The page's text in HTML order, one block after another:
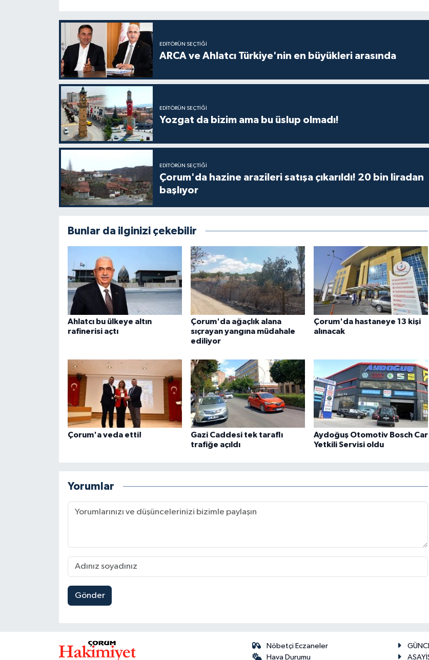
EDITÖRÜN SEÇTIĞI
ARCA ve Ahlatcı Türkiye'nin en büyükleri arasında
EDITÖRÜN SEÇTIĞI
Yozgat da bizim ama bu üslup olmadı!
EDITÖRÜN SEÇTIĞI
Çorum'da hazine arazileri satışa çıkarıldı! 20 bin liradan
başlıyor
Bunlar da ilginizi çekebilir
Ahlatcı bu ülkeye altın
rafinerisi açtı
Çorum'da ağaçlık alana
sıçrayan yangına müdahale
ediliyor
Çorum'da hastaneye 13 kişi
alınacak
Çorum'a veda etti!
Gazi Caddesi tek taraflı
trafiğe açıldı
Aydoğuş Otomotiv Bosch Car
Yetkili Servisi oldu
Yorumlar
Gönder
Nöbetçi Eczaneler
Hava Durumu